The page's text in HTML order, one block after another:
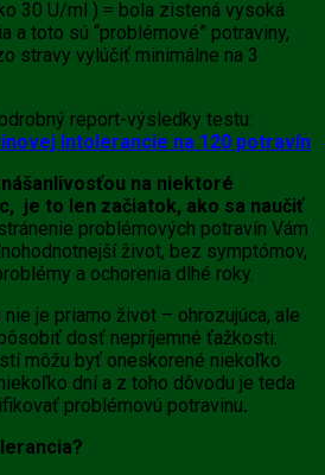
30 U/ml ) = bola zistená vysoká
a toto sú “problémové” potraviny,
stravy vylúčiť minimálne na 3
report-výsledky testu:
Intolerancie na 120 potravín
na niektoré
je to len začiatok, ako sa naučiť
problémových potravín Vám
život, bez symptómov,
a ochorenia dlhé roky.
je priamo život – ohrozujúca, ale
dosť nepríjemné ťažkosti.
môžu byť oneskorené niekoľko
dní a z toho dôvodu je teda
problémovú potravinu.